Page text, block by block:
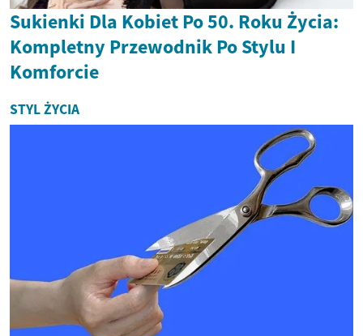
Sukienki Dla Kobiet Po 50. Roku Życia:
Kompletny Przewodnik Po Stylu I
Komforcie
STYL ŻYCIA